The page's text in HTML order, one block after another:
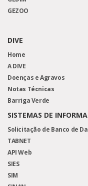
GEZOO
DIVE
Home
A DIVE
Doenças e Agravos
Notas Técnicas
Barriga Verde
SISTEMAS DE
Solicitação de Banco de
TABNET
API Web
SIES
SIM